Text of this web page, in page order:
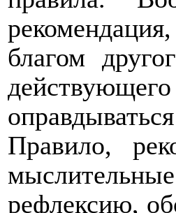
благом
Правило,
рефлексию,